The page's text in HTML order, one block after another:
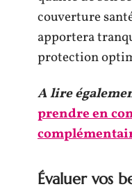
couverture
apportera
protection
A lire
prendre en
Évaluer vos